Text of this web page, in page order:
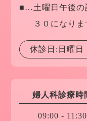
■…土曜日午後の
３０になりま
休診日:日曜日
婦人科診療時
09:00 - 11:30